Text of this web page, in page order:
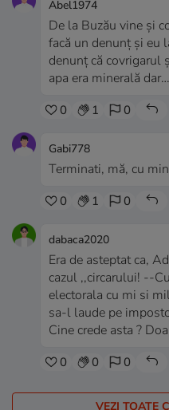
Abel1974
De la Buzău vine și
facă un denunț și eu
denunț că covrigarul
apa era minerală dar…
0 1 0
Gabi778
Terminati, mă, cu
0 1 0
dabaca2020
Era de asteptat ca,
cazul ,,circarului! --
electorala cu mi si
sa-l laude pe
Cine crede asta ?
0 0 0
VEZI TOATE